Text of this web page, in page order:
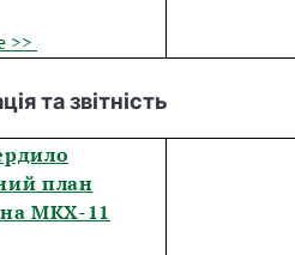
>>
та звітність
план
МКХ-11